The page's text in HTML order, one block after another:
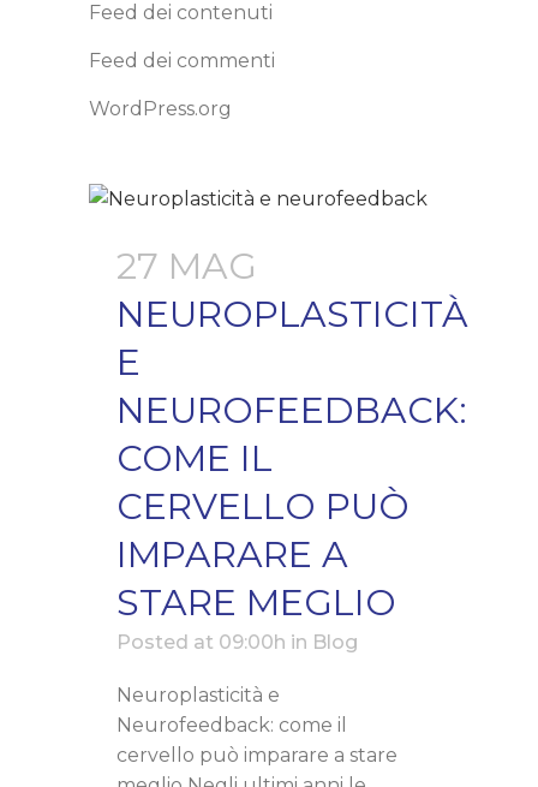
Feed dei contenuti
Feed dei commenti
WordPress.org
27 MAG
NEUROPLASTICITÀ
E
NEUROFEEDBACK:
COME IL
CERVELLO PUÒ
IMPARARE A
STARE MEGLIO
Posted at 09:00h in Blog
Neuroplasticità e
Neurofeedback: come il
cervello può imparare a stare